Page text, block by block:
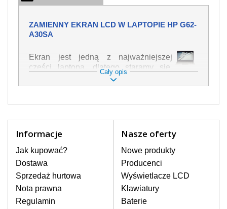
ZAMIENNY EKRAN LCD W LAPTOPIE HP G62-
A30SA
Ekran jest jedną z najważniejszej
części laptopa, dlatego staramy się,
żeby był jak najwyższej jakości. Służy
on do wyświetlania tekstu lub obrazu w
z nim z jak największą ostrożnością. Do
zaliczyć uszkodzenia mechaniczne np.
rozbity lub pęknięty ekran, następnie
pojawiające się pionowe pasy, ciemny
ekran, migotanie lub nierównomierną
jasność ekranu.
Cały opis
Informacje
Jak kupować?
Dostawa
Sprzedaż hurtowa
Nota prawna
Regulamin
Nasze oferty
Nowe produkty
Producenci
Wyświetlacze LCD
Klawiatury
Baterie